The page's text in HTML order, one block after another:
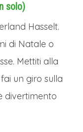
solo)
Hasselt.
di Natale o
Mettiti alla
un giro sulla
divertimento